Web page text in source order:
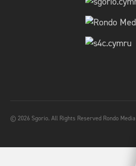
© 2026 Sgorio. All Rights Reserved Rondo Media